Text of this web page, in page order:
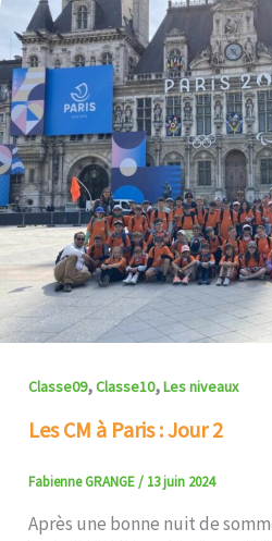
Classe09,Classe10,Les niveaux
Les CM à Paris : Jour 2
Fabienne GRANGE/ 13 juin 2024
Après une bonne nuit de